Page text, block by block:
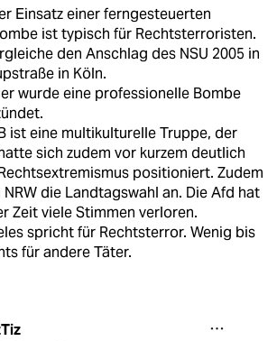
Einsatz einer ferngesteuerten
ist typisch für Rechtsterroristen.
den Anschlag des NSU 2005 in
in Köln.
wurde eine professionelle Bombe
ist eine multikulturelle Truppe, der
sich zudem vor kurzem deutlich
positioniert. Zudem
die Landtagswahl an. Die Afd hat
Zeit viele Stimmen verloren.
spricht für Rechtsterror. Wenig bis
für andere Täter.